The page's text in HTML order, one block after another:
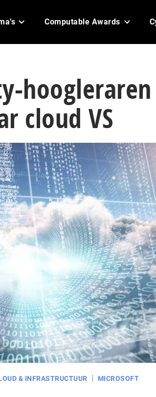
Computable Awards
cloud VS
& INFRASTRUCTUUR MICROSOFT